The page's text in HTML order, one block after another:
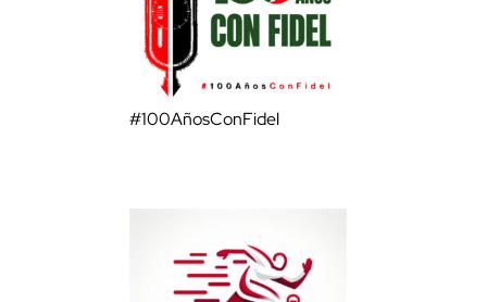
#100AñosConFidel